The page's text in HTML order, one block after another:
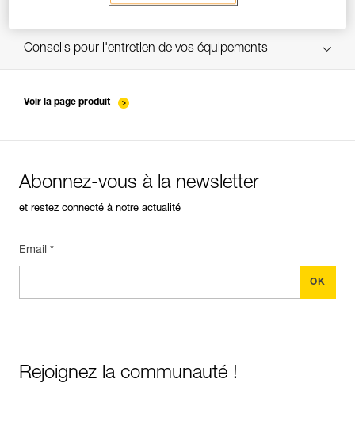
verif EPI-GRILLON-procedure-FR
Fiche de suivi EPI
verif EPI-GRILLON-suivi-FR
Conseils pour l'entretien de vos équipements
Voir la page produit
Abonnez-vous à la newsletter
et restez connecté à notre actualité
Email *
Rejoignez la communauté !